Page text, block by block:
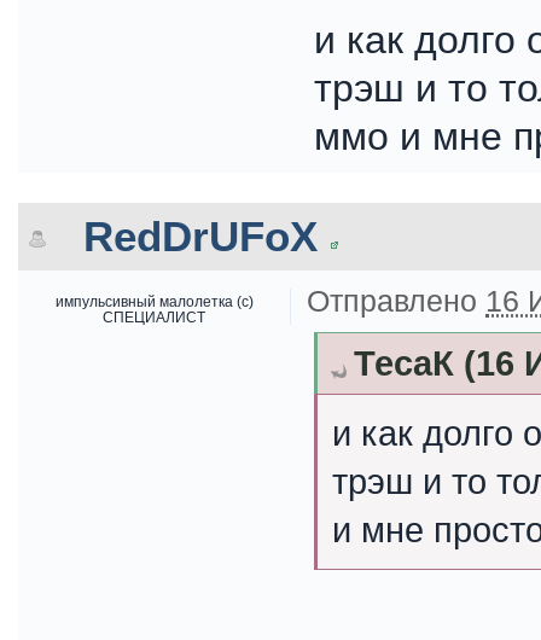
и как долго
трэш и то
ммо и мне
RedDrUFoX
импульсивный малолетка (с)
СПЕЦИАЛИСТ
Отправлено 16
ТесаК (16
и как долго
трэш и то
и мне